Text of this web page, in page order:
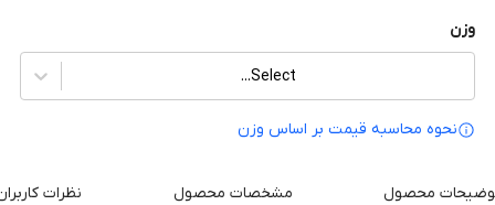
وزن
Select...
نحوه محاسبه قیمت بر‌ اساس وزن
محصول مشخصات محصول نظرات